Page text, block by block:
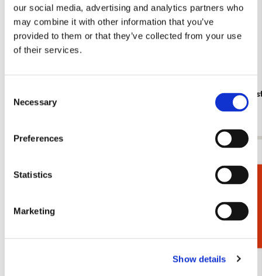
our social media, advertising and analytics partners who
may combine it with other information that you’ve
provided to them or that they’ve collected from your use
of their services.
Selection
Necessary
Preferences
Statistics
Marketing
Show details
dichteressen. Amnesty International
A Short
€ 19,99
verlanglijst
Cadeaukiezer